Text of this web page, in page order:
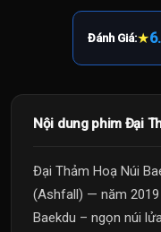
Đánh Giá:★
Nội dung phim Đại
Đại Thảm Hoạ Núi
(Ashfall) — năm 2019
Baekdu – ngọn núi